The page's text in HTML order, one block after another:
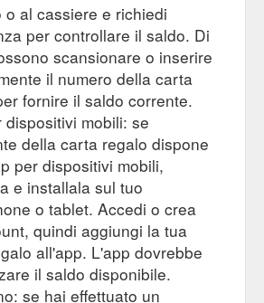
o al cassiere e richiedi
per controllare il saldo. Di
scansionare o inserire
il numero della carta
fornire il saldo corrente.
dispositivi mobili: se
della carta regalo dispone
per dispositivi mobili,
e installala sul tuo
o tablet. Accedi o crea
quindi aggiungi la tua
all'app. L'app dovrebbe
il saldo disponibile.
se hai effettuato un